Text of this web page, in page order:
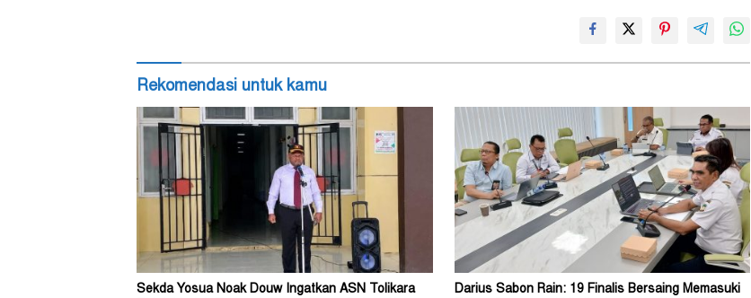
Rekomendasi untuk kamu
Sekda Yosua Noak Douw Ingatkan ASN Tolikara
Darius Sabon Rain: 19 Finalis Bersaing Memasuki